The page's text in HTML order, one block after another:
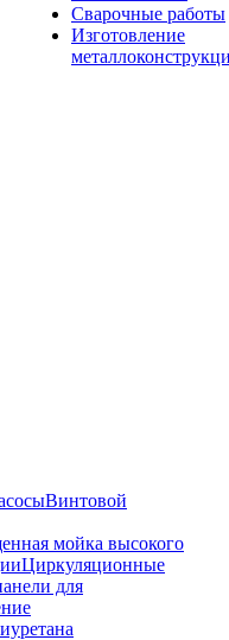
Сварочные работы
Изготовление
Винтовой
мойка высокого
Циркуляционные
для